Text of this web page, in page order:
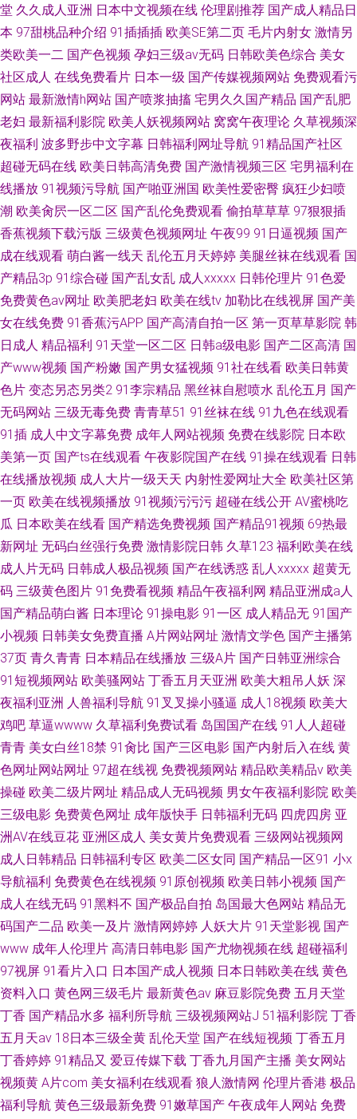
堂 久久成人亚洲 日本中文视频在线 伦理剧推荐 国产成人精品日
本 97甜桃品种介绍 91插插插 欧美SE第二页 毛片内射女 激情另
类欧美一二 国产色视频 孕妇三级av无码 日韩欧美色综合 美女
社区成人 在线免费看片 日本一级 国产传媒视频网站 免费观看污
网站 最新激情h网站 国产喷浆抽搐 宅男久久国产精品 国产乱肥
老妇 最新福利影院 欧美人妖视频网站 窝窝午夜理论 久草视频深
夜福利 波多野步中文字幕 日韩福利网址导航 91精品国产社区
超碰无码在线 欧美日韩高清免费 国产激情视频三区 宅男福利在
线播放 91视频污导航 国产啪亚洲国 欧美性爱密臀 疯狂少妇喷
潮 欧美肏屄一区二区 国产乱伦免费观看 偷拍草草草 97狠狠插
香蕉视频下载污版 三级黄色视频网址 午夜99 91日逼视频 国产
成在线观看 萌白酱一线天 乱伦五月天婷婷 美腿丝袜在线观看 国
产精品3p 91综合碰 国产乱女乱 成人xxxxx 日韩伦理片 91色爱
免费黄色av网址 欧美肥老妇 欧美在线tv 加勒比在线视屏 国产美
女在线免费 91香蕉污APP 国产高清自拍一区 第一页草草影院 韩
日成人 精品福利 91天堂一区二区 日韩a级电影 国产二区高清 国
产www视频 国产粉嫩 国产男女猛视频 91社在线看 欧美日韩黄
色片 变态另态另类2 91李宗精品 黑丝袜自慰喷水 乱伦五月 国产
无码网站 三级无毒免费 青青草51 91丝袜在线 91九色在线观看
91插 成人中文字幕免费 成年人网站视频 免费在线影院 日本欧
美第一页 国产ts在线观看 午夜影院国产在线 91操在线观看 日韩
在线播放视频 成人大片一级天天 内射性爱网址大全 欧美社区第
一页 欧美在线视频播放 91视频污污污 超碰在线公开 AV蜜桃吃
瓜 日本欧美在线看 国产精选免费视频 国产精品91视频 69热最
新网址 无码白丝强行免费 激情影院日韩 久草123 福利欧美在线
成人片无码 日韩成人极品视频 国产在线诱惑 乱人xxxxx 超黄无
码 三级黄色图片 91免费看视频 精品午夜福利网 精品亚洲成a人
国产精品萌白酱 日本理论 91操电影 91一区 成人精品无 91国产
小视频 日韩美女免费直播 A片网站网址 激情文学色 国产主播第
37页 青久青青 日本精品在线播放 三级A片 国产日韩亚洲综合
91短视频网站 欧美骚网站 丁香五月天亚洲 欧美大粗吊人妖 深
夜福利亚洲 人兽福利导航 91叉叉操小骚逼 成人18视频 欧美大
鸡吧 草逼wwww 久草福利免费试看 岛国国产在线 91人人超碰
青青 美女白丝18禁 91肏比 国产三区电影 国产内射后入在线 黄
色网址网站网址 97超在线视 免费视频网站 精品欧美精品v 欧美
操碰 欧美二级片网址 精品成人无码视频 男女午夜福利影院 欧美
三级电影 免费黄色网址 成年版快手 日韩福利无码 四虎四房 亚
洲AV在线豆花 亚洲区成人 美女黄片免费观看 三级网站视频网
成人日韩精品 日韩福利专区 欧美二区女同 国产精品一区91 小x
导航福利 免费黄色在线视频 91原创视频 欧美日韩小视频 国产
成人在线无码 91黑料不 国产极品自拍 岛国最大色网站 精品无
码国产二品 欧美一及片 激情网婷婷 人妖大片 91天堂影视 国产
www 成年人伦理片 高清日韩电影 国产尤物视频在线 超碰福利
97视屏 91看片入口 日本国产成人视频 日本日韩欧美在线 黄色
资料入口 黄色网三级毛片 最新黄色av 麻豆影院免费 五月天堂
丁香 国产精品水多 福利所导航 三级视频网站J 51福利影院 丁香
五月天av 18日本三级全黄 乱伦天堂 国产在线短视频 丁香五月
丁香婷婷 91精品又 爱豆传媒下载 丁香九月国产主播 美女网站
视频黄 A片com 美女福利在线观看 狼人激情网 伦理片香港 极品
福利导航 黄色三级最新免费 91嫩草国产 午夜成年人网站 免费